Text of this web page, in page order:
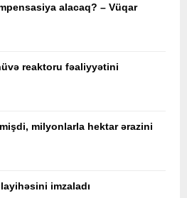
alacaq? – Vüqar
reaktoru fəaliyyətini
milyonlarla hektar ərazini
imzaladı